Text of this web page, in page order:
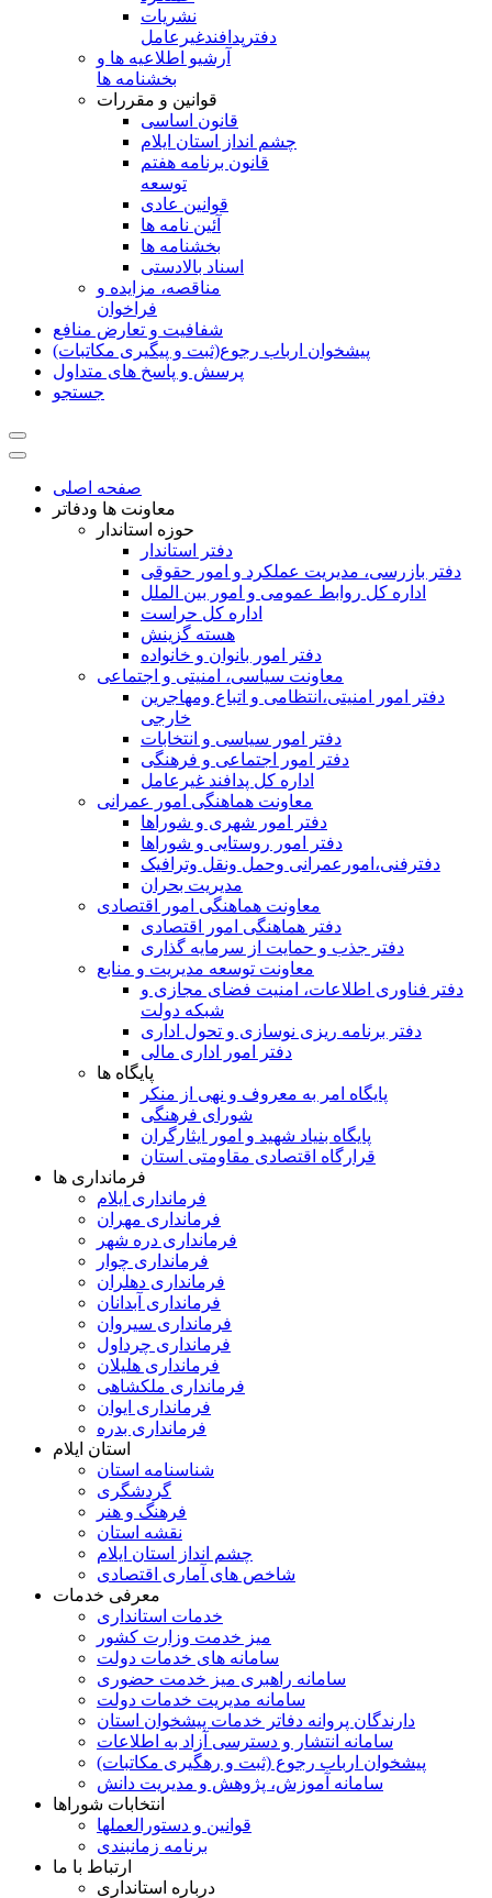
نشريات
دفترپدافندغيرعامل
آرشیو اطلاعیه ها و
بخشنامه ها
قوانین و مقررات
قانون اساسی
چشم انداز استان ایلام
قانون برنامه هفتم
توسعه
قوانین عادی
آئین نامه ها
بخشنامه ها
اسناد بالادستی
مناقصه، مزایده و
فراخوان
شفافیت و تعارض منافع
پیشخوان ارباب رجوع(ثبت و پیگیری مکاتبات)
پرسش و پاسخ های متداول
جستجو
صفحه اصلی
معاونت ها ودفاتر
حوزه استاندار
دفتر استاندار
دفتر بازرسی، مدیریت عملکرد و امور حقوقی
اداره کل روابط عمومی و امور بین الملل
اداره کل حراست
هسته گزینش
دفتر امور بانوان و خانواده
معاونت سیاسی، امنیتی و اجتماعی
دفتر امور امنيتی،انتظامی و اتباع ومهاجرین
خارجی
دفتر امور سیاسی و انتخابات
دفتر امور اجتماعی و فرهنگی
اداره کل پدافند غیرعامل
معاونت هماهنگی امور عمرانی
دفتر امور شهری و شوراها
دفتر امور روستایی و شوراها
دفترفنی،امورعمرانی وحمل ونقل وترافيک
مدیریت بحران
معاونت هماهنگی امور اقتصادی
دفتر هماهنگی امور اقتصادی
دفتر جذب و حمایت از سرمایه گذاری
معاونت توسعه مدیریت و منابع
دفتر فناوری اطلاعات، امنیت فضای مجازی و
شبکه دولت
دفتر برنامه ریزی نوسازی و تحول اداری
دفتر امور اداری مالی
پایگاه ها
پایگاه امر به معروف و نهی از منکر
شورای فرهنگی
پایگاه بنیاد شهید و امور ایثارگران
قرارگاه اقتصادی مقاومتی استان
فرمانداری ها
فرمانداری ایلام
فرمانداری مهران
فرمانداری دره شهر
فرمانداری چوار
فرمانداری دهلران
فرمانداری آبدانان
فرمانداری سیروان
فرمانداری چرداول
فرمانداری هلیلان
فرمانداری ملکشاهی
فرمانداری ایوان
فرمانداری بدره
استان ایلام
شناسنامه استان
گردشگری
فرهنگ و هنر
نقشه استان
چشم انداز استان ایلام
شاخص های آماری اقتصادی
معرفی خدمات
خدمات استانداری
میز خدمت وزارت کشور
سامانه های خدمات دولت
سامانه راهبری میز خدمت حضوری
سامانه مدیریت خدمات دولت
دارندگان پروانه دفاتر خدمات پیشخوان استان
سامانه انتشار و دسترسی آزاد به اطلاعات
پیشخوان ارباب رجوع (ثبت و رهگیری مکاتبات)
سامانه آموزش، پژوهش و مدیریت دانش
انتخابات شوراها
قوانین و دستورالعملها
برنامه زمانبندی
ارتباط با ما
درباره استانداری